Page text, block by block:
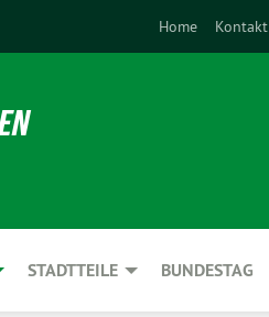
Home Kontakt
STADTTEILE BUNDESTAG